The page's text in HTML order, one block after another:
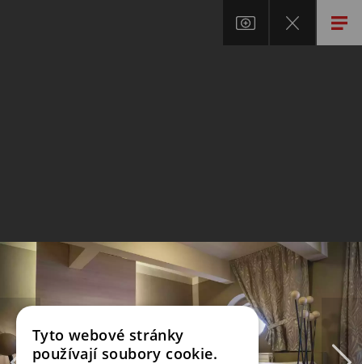
Tyto webové stránky
používají soubory cookie.